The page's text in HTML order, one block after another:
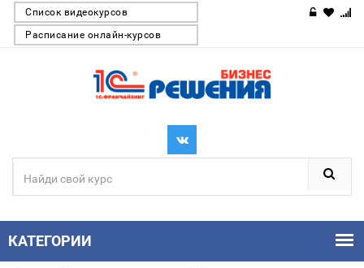
Список видеокурсов
Расписание онлайн-курсов
КАТЕГОРИИ